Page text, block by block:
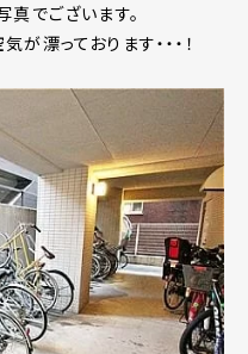
真でございます。
漂っております・・・！